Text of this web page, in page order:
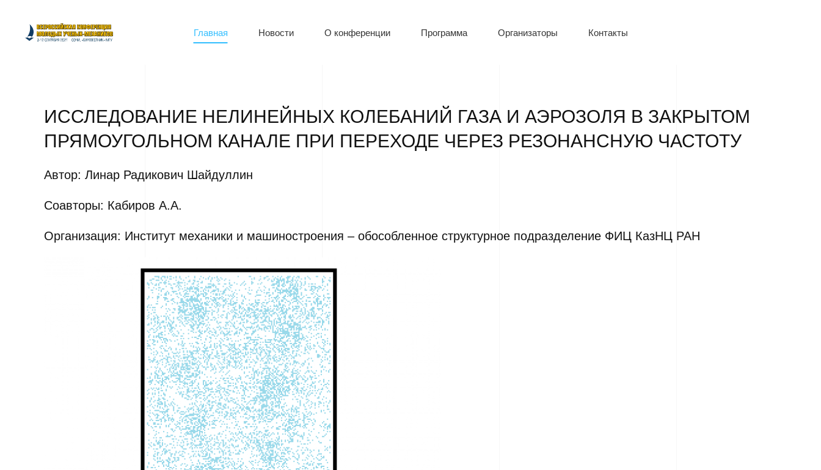
Главная Новости О конференции Программа Организаторы Контакты
ИССЛЕДОВАНИЕ НЕЛИНЕЙНЫХ КОЛЕБАНИЙ ГАЗА И АЭРОЗОЛЯ В ЗАКРЫТОМ
ПРЯМОУГОЛЬНОМ КАНАЛЕ ПРИ ПЕРЕХОДЕ ЧЕРЕЗ РЕЗОНАНСНУЮ ЧАСТОТУ
Автор: Линар Радикович Шайдуллин
Соавторы: Кабиров А.А.
Организация: Институт механики и машиностроения – обособленное структурное подразделение ФИЦ КазНЦ РАН